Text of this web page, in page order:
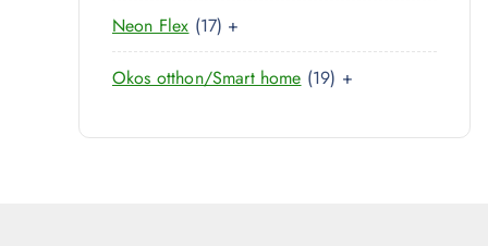
r
e
r
Neon Flex 171
7
t
r
+
Okos otthon/Smart home 191
t
+